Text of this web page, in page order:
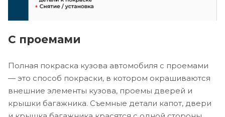
С проемами
Полная покраска кузова автомобиля с проемами
— это способ покраски, в котором окрашиваются
внешние элементы кузова, проемы дверей и
крышки багажника. Съемные детали капот, двери